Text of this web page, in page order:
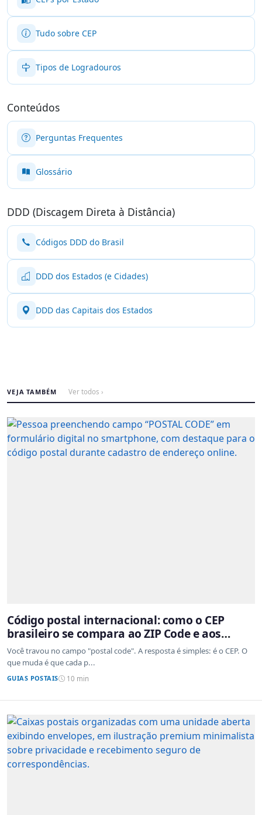
Tudo sobre CEP
Tipos de Logradouros
Conteúdos
Perguntas Frequentes
Glossário
DDD (Discagem Direta à Distância)
Códigos DDD do Brasil
DDD dos Estados (e Cidades)
DDD das Capitais dos Estados
VEJA TAMBÉM Ver todos ›
Código postal internacional: como o CEP
brasileiro se compara ao ZIP Code e aos
sistemas de outros países
Você travou no campo "postal code". A resposta é simples: é o CEP. O
que muda é que cada p...
GUIAS POSTAIS 10 min